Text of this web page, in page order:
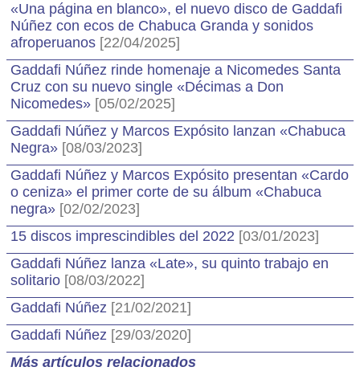
«Una página en blanco», el nuevo disco de Gaddafi
Núñez con ecos de Chabuca Granda y sonidos
afroperuanos [22/04/2025]
Gaddafi Núñez rinde homenaje a Nicomedes Santa
Cruz con su nuevo single «Décimas a Don
Nicomedes» [05/02/2025]
Gaddafi Núñez y Marcos Expósito lanzan «Chabuca
Negra» [08/03/2023]
Gaddafi Núñez y Marcos Expósito presentan «Cardo
o ceniza» el primer corte de su álbum «Chabuca
negra» [02/02/2023]
15 discos imprescindibles del 2022 [03/01/2023]
Gaddafi Núñez lanza «Late», su quinto trabajo en
solitario [08/03/2022]
Gaddafi Núñez [21/02/2021]
Gaddafi Núñez [29/03/2020]
Más artículos relacionados